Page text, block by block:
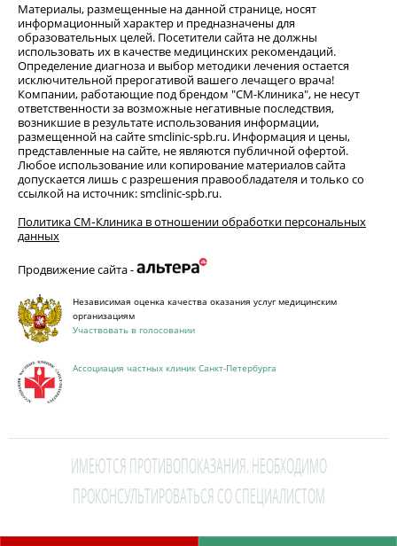
Материалы, размещенные на данной странице, носят
информационный характер и предназначены для
образовательных целей. Посетители сайта не должны
использовать их в качестве медицинских рекомендаций.
Определение диагноза и выбор методики лечения остается
исключительной прерогативой вашего лечащего врача!
Компании, работающие под брендом "СМ-Клиника", не несут
ответственности за возможные негативные последствия,
возникшие в результате использования информации,
размещенной на сайте smclinic-spb.ru. Информация и цены,
представленные на сайте, не являются публичной офертой.
Любое использование или копирование материалов сайта
допускается лишь с разрешения правообладателя и только со
ссылкой на источник: smclinic-spb.ru.
Политика СМ‑Клиника в отношении обработки персональных
данных
Продвижение сайта -
Независимая оценка качества оказания услуг медицинским
организациям
Участвовать в голосовании
Ассоциация частных клиник Санкт-Петербурга
ИМЕЮТСЯ ПРОТИВОПОКАЗАНИЯ. НЕОБХОДИМО
ПРОКОНСУЛЬТИРОВАТЬСЯ СО СПЕЦИАЛИСТОМ